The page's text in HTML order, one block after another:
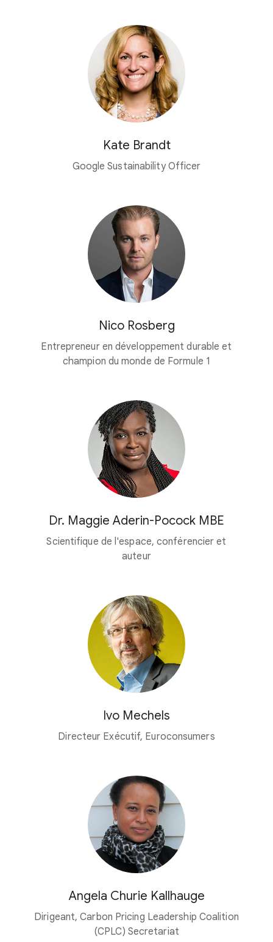
Kate Brandt
Google Sustainability Officer
Nico Rosberg
Entrepreneur en développement durable et
champion du monde de Formule 1
Dr. Maggie Aderin-Pocock MBE
Scientifique de l'espace, conférencier et
auteur
Ivo Mechels
Directeur Exécutif, Euroconsumers
Angela Churie Kallhauge
Dirigeant, Carbon Pricing Leadership Coalition
(CPLC) Secretariat